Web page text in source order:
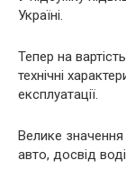
Україні.
Тепер на
технічні
експлуатації.
Велике значення
авто, досвід